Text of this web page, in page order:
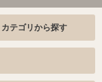
カテゴリから探す